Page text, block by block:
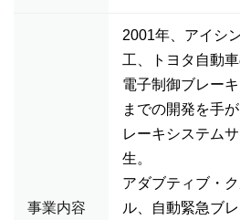
事業内容
2001年、アイシ
工、トヨタ自動
電子制御ブレー
までの開発を手
レーキシステム
生。
アダブティブ・
ル、自動緊急ブ